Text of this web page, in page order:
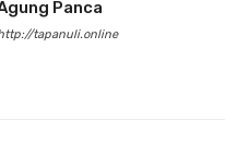
Panca
tapanuli.online